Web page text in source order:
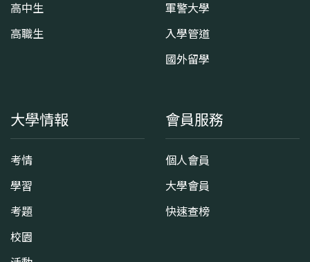
高中生
高職生
軍警大學
入學管道
國外留學
大學情報
考情
學習
考題
校園
會員服務
個人會員
大學會員
快速查榜